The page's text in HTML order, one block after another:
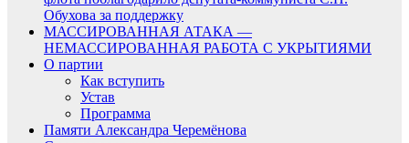
Обухова за поддержку
МАССИРОВАННАЯ АТАКА —
НЕМАССИРОВАННАЯ РАБОТА С УКРЫТИЯМИ
О партии
Как вступить
Устав
Программа
Памяти Александра Черемёнова